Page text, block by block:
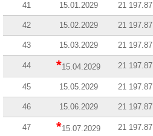
41 15.01.2029 21 197.87
42 15.02.2029 21 197.87
43 15.03.2029 21 197.87
44 *15.04.2029 21 197.87
45 15.05.2029 21 197.87
46 15.06.2029 21 197.87
47 *15.07.2029 21 197.87